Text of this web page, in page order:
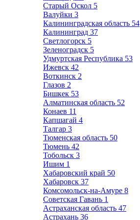
Старый Оскол 5
Валуйки 3
Калининградская область 54
Калининград 37
Светлогорск 5
Зеленоградск 5
Удмуртская Республика 53
Ижевск 42
Воткинск 2
Глазов 2
Бишкек 53
Алматинская область 52
Конаев 11
Капшагай 4
Талгар 3
Тюменская область 50
Тюмень 42
Тобольск 3
Ишим 1
Хабаровский край 50
Хабаровск 37
Комсомольск-на-Амуре 8
Советская Гавань 1
Астраханская область 47
Астрахань 36